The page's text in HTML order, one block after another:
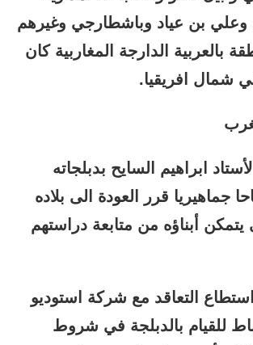
وعلي بن عياد وباشطارجي وغيرهم
بالعربية الدارجة المغاربية كان
شمال افريقيا.
ابراهيم السايح بدبلجاته
جماهيريا قرر العودة الى بلاده
يتمكن أبناؤه من متابعة دراستهم
التعاقد مع شركة استوديو
للقيام بالدبلجة في شروط